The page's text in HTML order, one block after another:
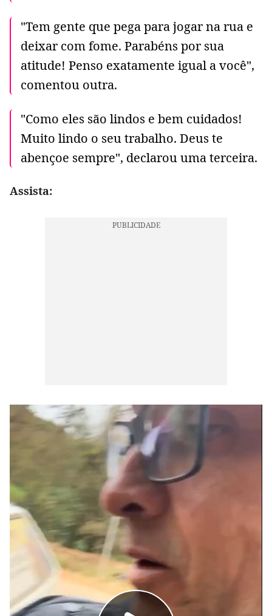
"Tem gente que pega para jogar na rua e
deixar com fome. Parabéns por sua
atitude! Penso exatamente igual a você",
comentou outra.
"Como eles são lindos e bem cuidados!
Muito lindo o seu trabalho. Deus te
abençoe sempre", declarou uma terceira.
Assista: